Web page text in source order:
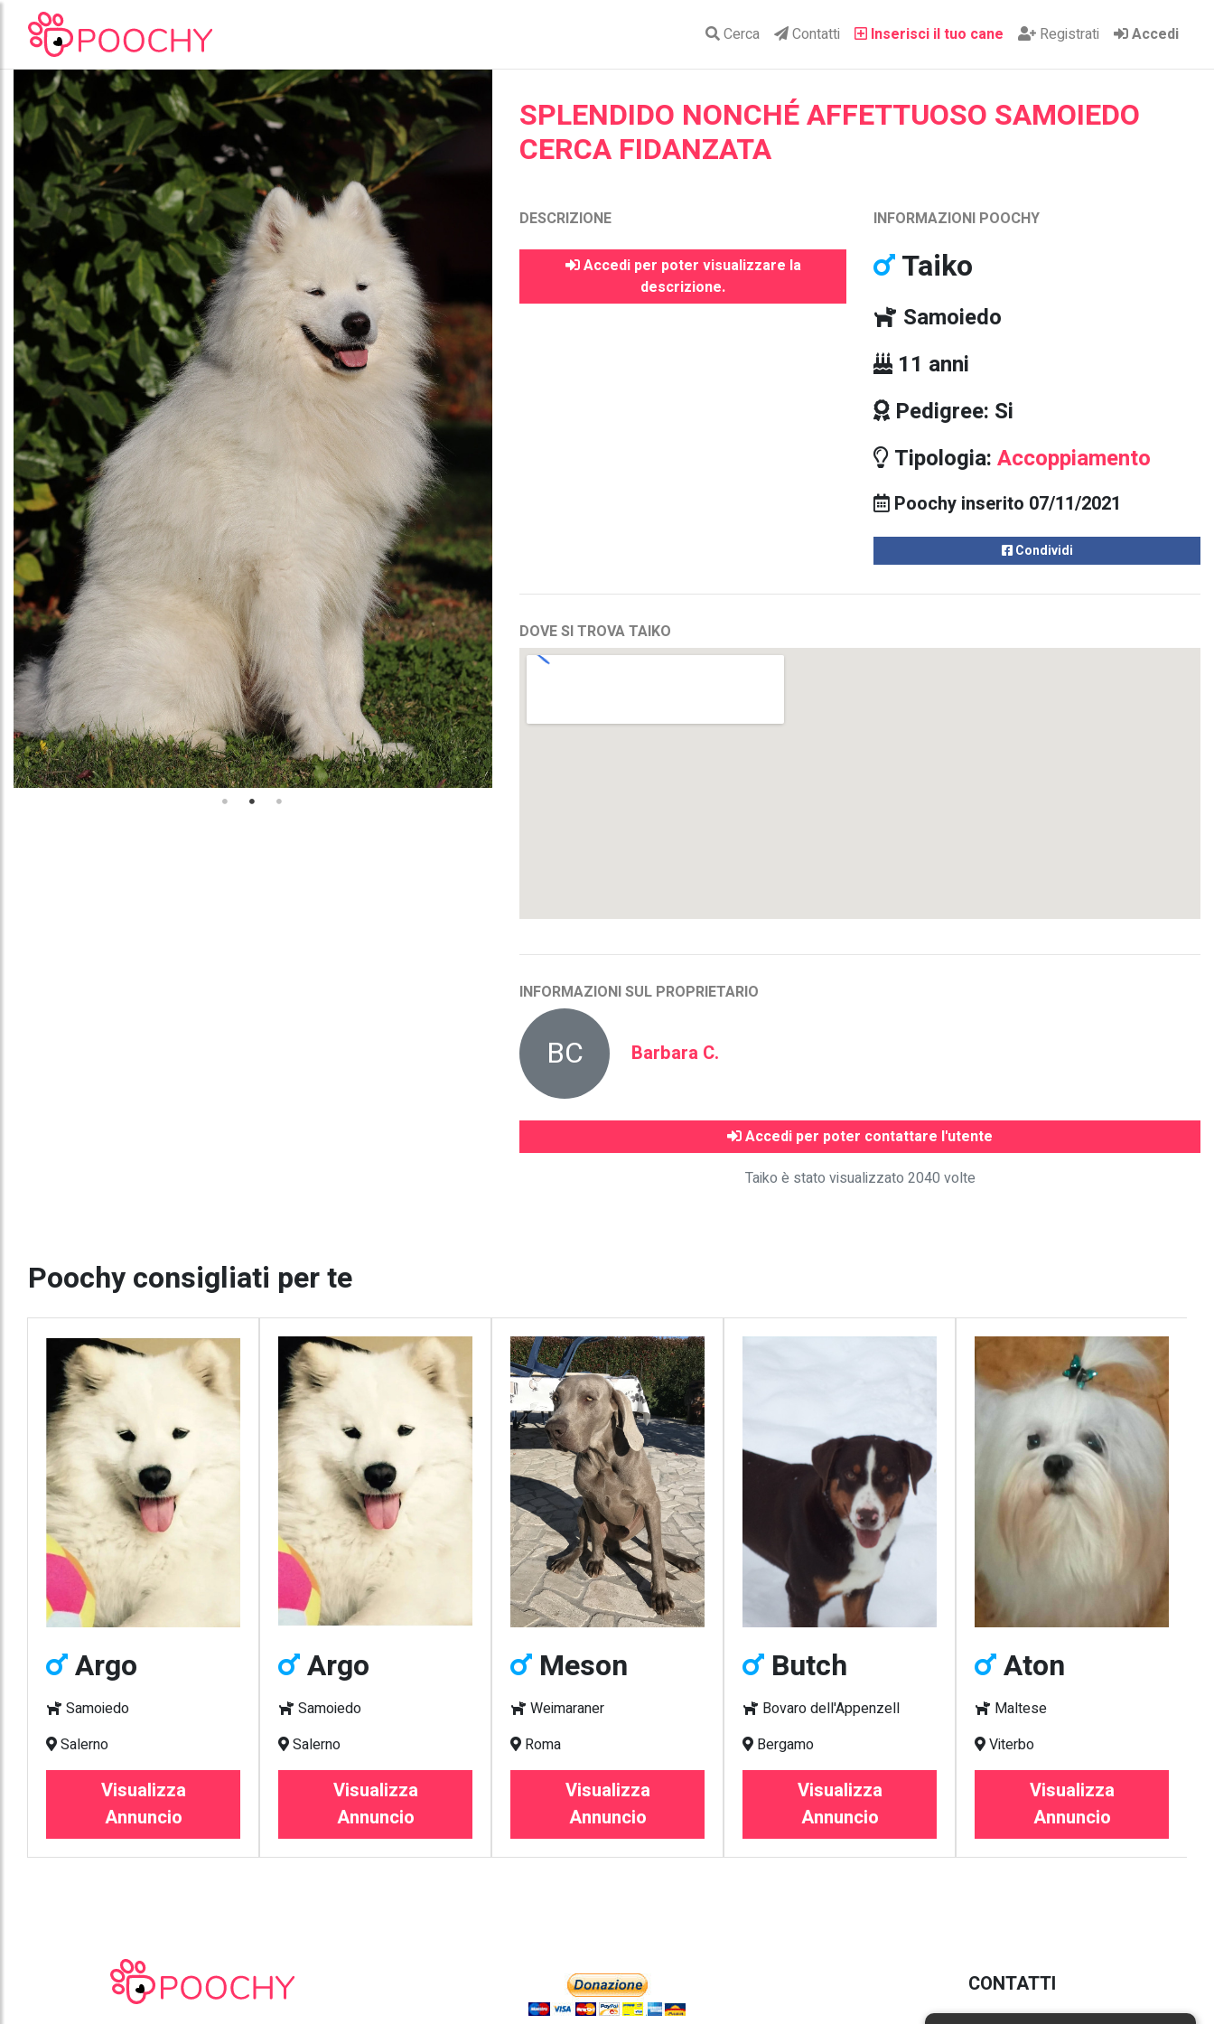
Cerca Contatti Inserisci il tuo cane Registrati Accedi
SPLENDIDO NONCHÉ AFFETTUOSO SAMOIEDO
CERCA FIDANZATA
DESCRIZIONE
Accedi per poter visualizzare la
descrizione.
INFORMAZIONI POOCHY
Taiko
Samoiedo
11 anni
Pedigree: Si
Tipologia: Accoppiamento
Poochy inserito 07/11/2021
Condividi
DOVE SI TROVA TAIKO
INFORMAZIONI SUL PROPRIETARIO
BC Barbara C.
Accedi per poter contattare l'utente
Taiko è stato visualizzato 2040 volte
Poochy consigliati per te
Argo
Samoiedo
Salerno
Visualizza
Annuncio
Argo
Samoiedo
Salerno
Visualizza
Annuncio
Meson
Weimaraner
Roma
Visualizza
Annuncio
Butch
Bovaro dell'Appenzell
Bergamo
Visualizza
Annuncio
Aton
Maltese
Viterbo
Visualizza
Annuncio
CONTATTI